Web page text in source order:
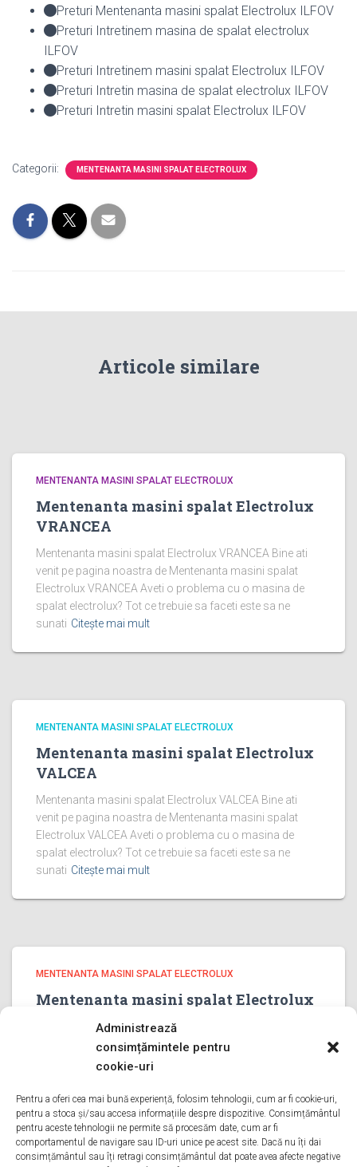
Administrează
consimțămintele pentru
cookie-uri
Pentru a oferi cea mai bună experiență, folosim tehnologii, cum ar fi cookie-uri,
pentru a stoca și/sau accesa informațiile despre dispozitive. Consimțământul
pentru aceste tehnologii ne permite să procesăm date, cum ar fi
comportamentul de navigare sau ID-uri unice pe acest site. Dacă nu îți dai
consimțământul sau îți retragi consimțământul dat poate avea afecte negative
Preturi Mentenanta masini spalat Electrolux ILFOV
Preturi Intretinem masina de spalat electrolux
ILFOV
Preturi Intretinem masini spalat Electrolux ILFOV
Preturi Intretin masina de spalat electrolux ILFOV
Preturi Intretin masini spalat Electrolux ILFOV
Categorii: MENTENANTA MASINI SPALAT ELECTROLUX
Articole similare
MENTENANTA MASINI SPALAT ELECTROLUX
Mentenanta masini spalat Electrolux
VRANCEA
Mentenanta masini spalat Electrolux VRANCEA Bine ati
venit pe pagina noastra de Mentenanta masini spalat
Electrolux VRANCEA Aveti o problema cu o masina de
spalat electrolux? Tot ce trebuie sa faceti este sa ne
sunati Citește mai mult
MENTENANTA MASINI SPALAT ELECTROLUX
Mentenanta masini spalat Electrolux
VALCEA
Mentenanta masini spalat Electrolux VALCEA Bine ati
venit pe pagina noastra de Mentenanta masini spalat
Electrolux VALCEA Aveti o problema cu o masina de
spalat electrolux? Tot ce trebuie sa faceti este sa ne
sunati Citește mai mult
MENTENANTA MASINI SPALAT ELECTROLUX
Mentenanta masini spalat Electrolux
PRAHOVA
Mentenanta masini spalat Electrolux PRAHOVA Bine ati
venit pe pagina noastra de Mentenanta masini spalat
spalat electrolux? Tot ce trebuie sa faceti este sa ne
sunati Citește mai mult